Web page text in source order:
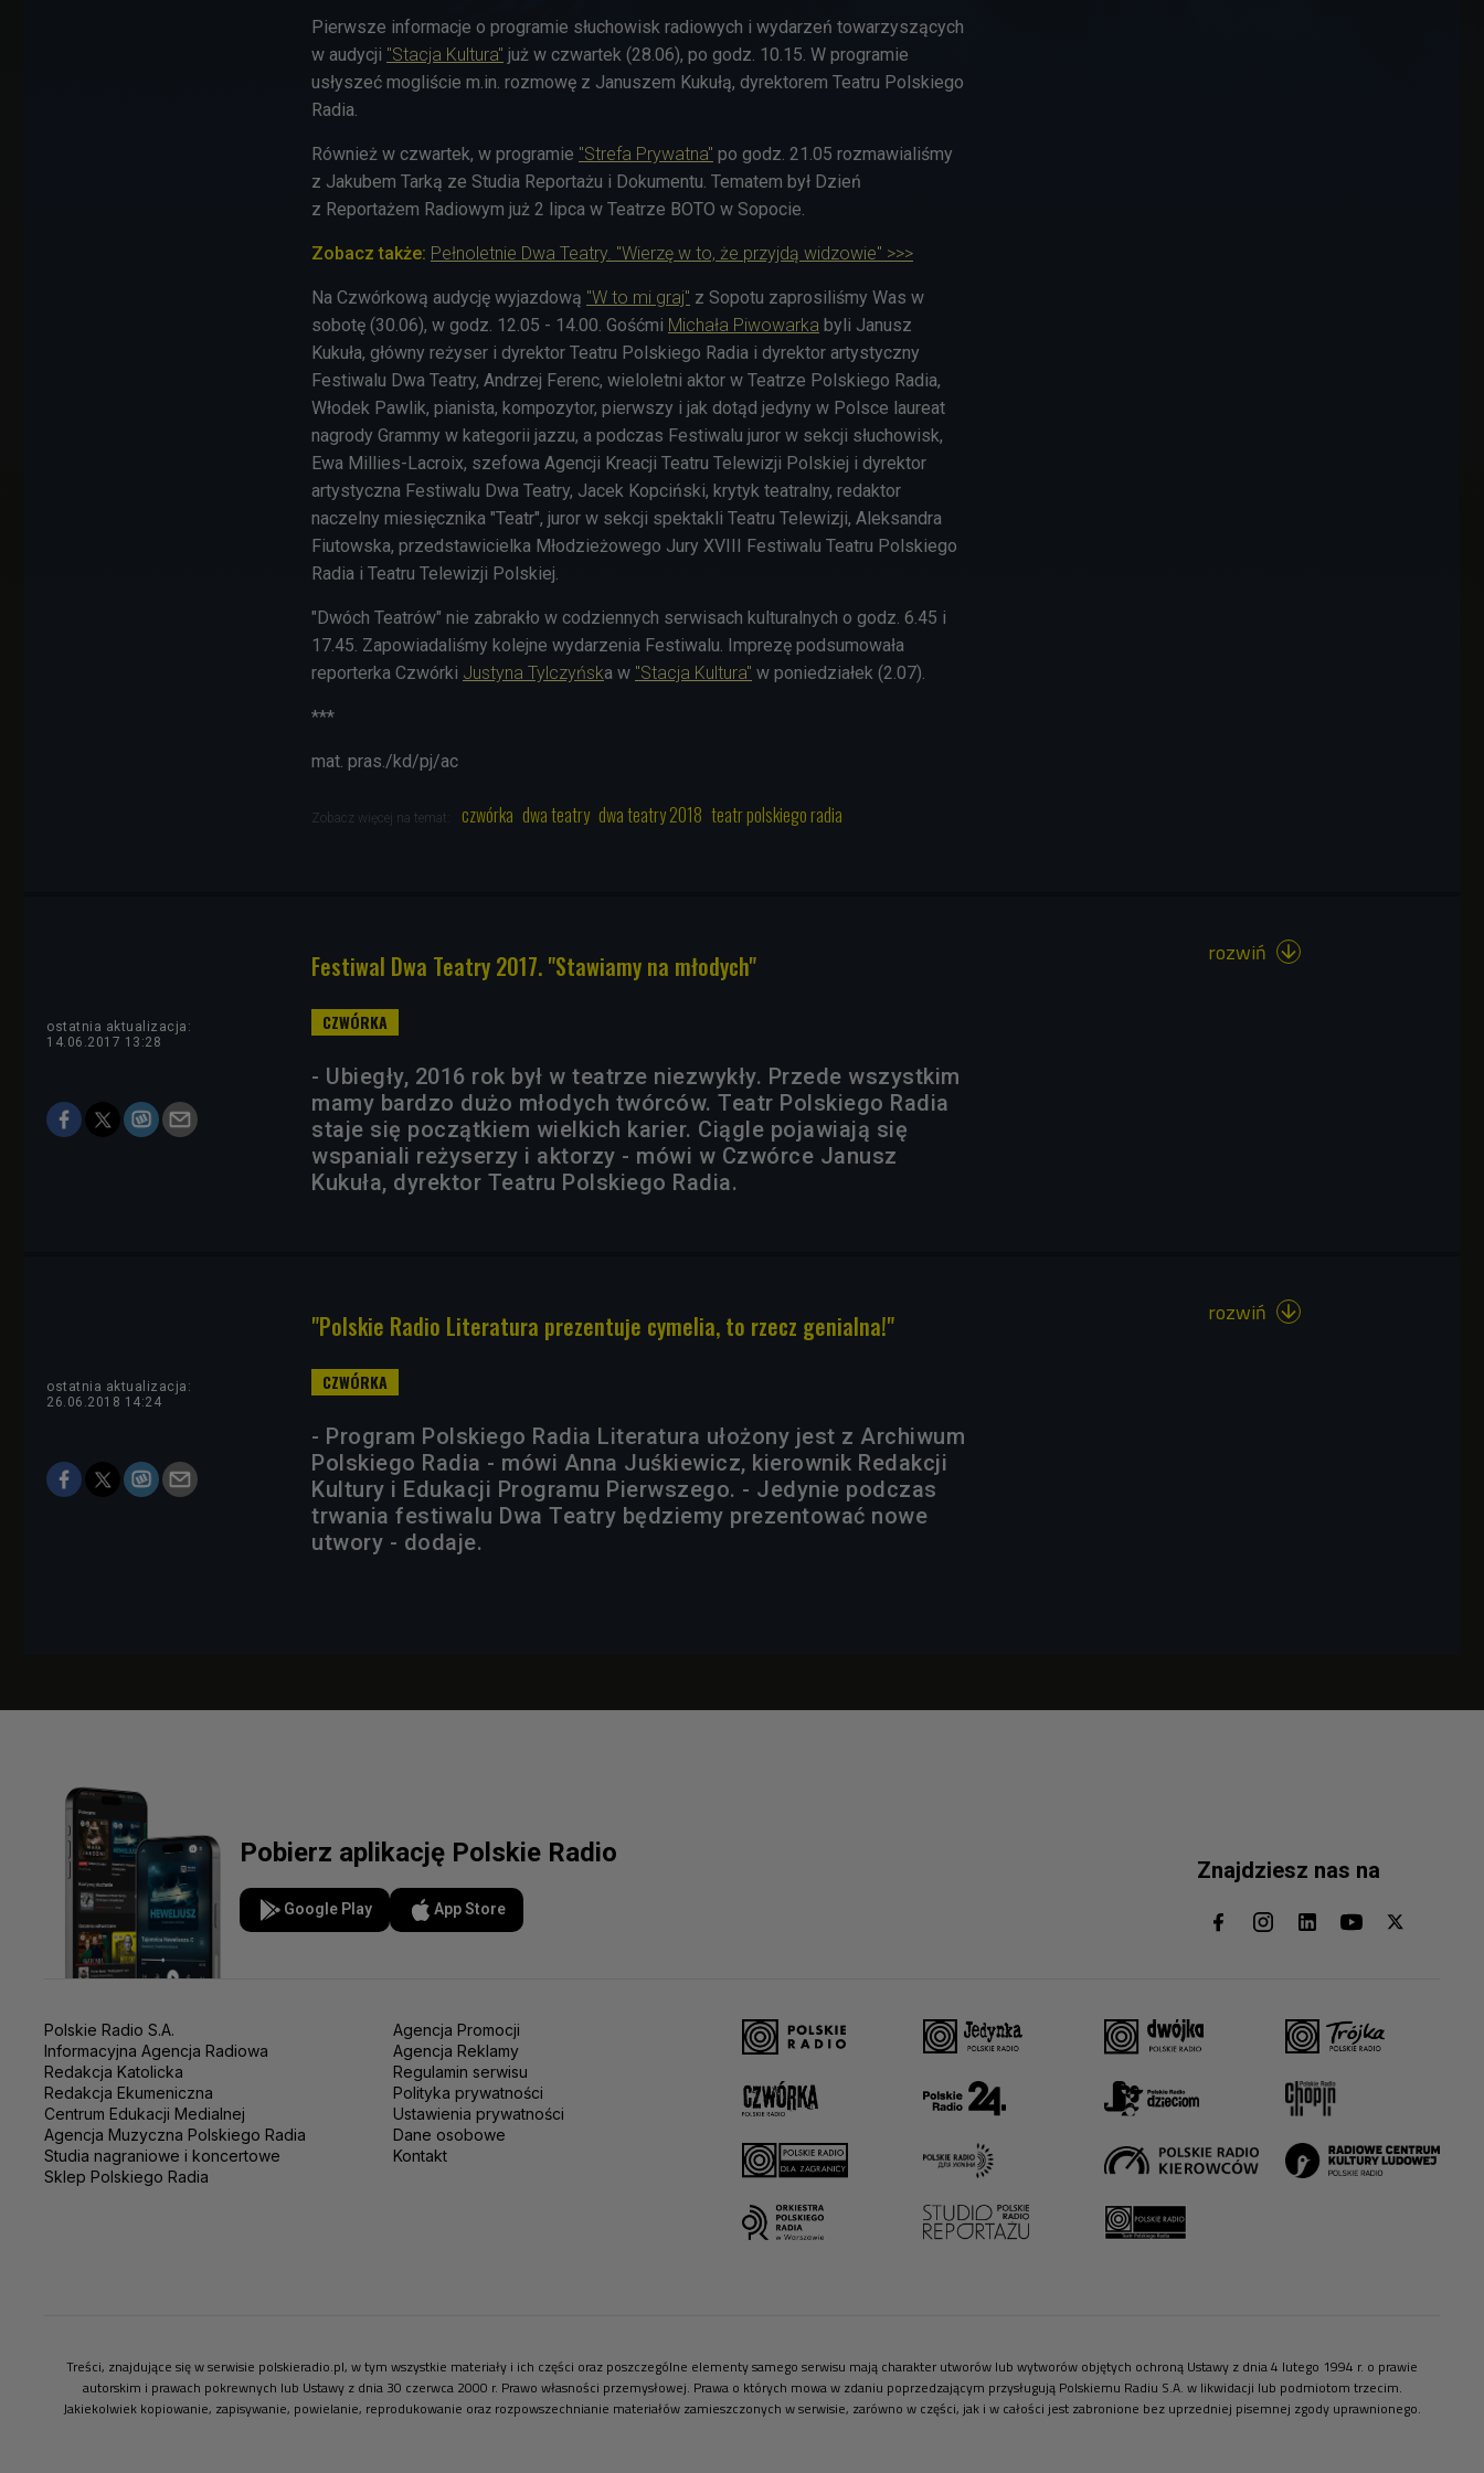
Pierwsze informacje o programie słuchowisk radiowych i wydarzeń towarzyszących
w audycji "Stacja Kultura" już w czwartek (28.06), po godz. 10.15. W programie
usłyszeć mogliście m.in. rozmowę z Januszem Kukułą, dyrektorem Teatru Polskiego
Radia.
Również w czwartek, w programie "Strefa Prywatna" po godz. 21.05 rozmawialiśmy
z Jakubem Tarką ze Studia Reportażu i Dokumentu. Tematem był Dzień
z Reportażem Radiowym już 2 lipca w Teatrze BOTO w Sopocie.
Zobacz także: Pełnoletnie Dwa Teatry. "Wierzę w to, że przyjdą widzowie" >>>
Na Czwórkową audycję wyjazdową "W to mi graj" z Sopotu zaprosiliśmy Was w
sobotę (30.06), w godz. 12.05 - 14.00. Gośćmi Michała Piwowarka byli Janusz
Kukuła, główny reżyser i dyrektor Teatru Polskiego Radia i dyrektor artystyczny
Festiwalu Dwa Teatry, Andrzej Ferenc, wieloletni aktor w Teatrze Polskiego Radia,
Włodek Pawlik, pianista, kompozytor, pierwszy i jak dotąd jedyny w Polsce laureat
nagrody Grammy w kategorii jazzu, a podczas Festiwalu juror w sekcji słuchowisk,
Ewa Millies-Lacroix, szefowa Agencji Kreacji Teatru Telewizji Polskiej i dyrektor
artystyczna Festiwalu Dwa Teatry, Jacek Kopciński, krytyk teatralny, redaktor
naczelny miesięcznika "Teatr", juror w sekcji spektakli Teatru Telewizji, Aleksandra
Fiutowska, przedstawicielka Młodzieżowego Jury XVIII Festiwalu Teatru Polskiego
Radia i Teatru Telewizji Polskiej.
"Dwóch Teatrów" nie zabrakło w codziennych serwisach kulturalnych o godz. 6.45 i
17.45. Zapowiadaliśmy kolejne wydarzenia Festiwalu. Imprezę podsumowała
reporterka Czwórki Justyna Tylczyńska w "Stacja Kultura" w poniedziałek (2.07).
***
mat. pras./kd/pj/ac
Zobacz więcej na temat: czwórka dwa teatry dwa teatry 2018 teatr polskiego radia
Festiwal Dwa Teatry 2017. "Stawiamy na młodych"
ostatnia aktualizacja:
14.06.2017 13:28
- Ubiegły, 2016 rok był w teatrze niezwykły. Przede wszystkim
mamy bardzo dużo młodych twórców. Teatr Polskiego Radia
staje się początkiem wielkich karier. Ciągle pojawiają się
wspaniali reżyserzy i aktorzy - mówi w Czwórce Janusz
Kukuła, dyrektor Teatru Polskiego Radia.
rozwiń 
"Polskie Radio Literatura prezentuje cymelia, to rzecz genialna!"
ostatnia aktualizacja:
26.06.2018 14:24
- Program Polskiego Radia Literatura ułożony jest z Archiwum
Polskiego Radia - mówi Anna Juśkiewicz, kierownik Redakcji
Kultury i Edukacji Programu Pierwszego. - Jedynie podczas
trwania festiwalu Dwa Teatry będziemy prezentować nowe
utwory - dodaje.
rozwiń 
Pobierz aplikację Polskie Radio
Google Play App Store
Znajdziesz nas na
Polskie Radio S.A.
Informacyjna Agencja Radiowa
Redakcja Katolicka
Redakcja Ekumeniczna
Centrum Edukacji Medialnej
Agencja Muzyczna Polskiego Radia
Studia nagraniowe i koncertowe
Sklep Polskiego Radia
Agencja Promocji
Agencja Reklamy
Regulamin serwisu
Polityka prywatności
Ustawienia prywatności
Dane osobowe
Kontakt
Treści, znajdujące się w serwisie polskieradio.pl, w tym wszystkie materiały i ich części oraz poszczególne elementy samego serwisu mają charakter utworów lub wytworów objętych ochroną Ustawy z dnia 4 lutego 1994 r. o prawie
autorskim i prawach pokrewnych lub Ustawy z dnia 30 czerwca 2000 r. Prawo własności przemysłowej. Prawa o których mowa w zdaniu poprzedzającym przysługują Polskiemu Radiu S.A. w likwidacji lub podmiotom trzecim.
Jakiekolwiek kopiowanie, zapisywanie, powielanie, reprodukowanie oraz rozpowszechnianie materiałów zamieszczonych w serwisie, zarówno w części, jak i w całości jest zabronione bez uprzedniej pisemnej zgody uprawnionego.